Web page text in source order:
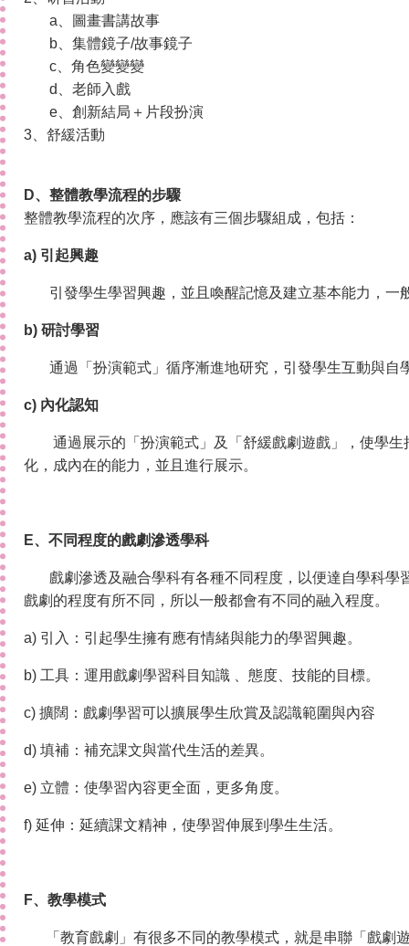
a、圖畫書講故事
b、集體鏡子/故事鏡子
c、角色變變變
d、老師入戲
e、創新結局＋片段扮演
3、舒緩活動
D、整體教學流程的步驟
整體教學流程的次序，應該有三個步驟組成，包括：
a) 引起興趣
引發學生學習興趣，並且喚醒記憶及建立基本能力，一
b) 研討學習
通過「扮演範式」循序漸進地研究，引發學生互動與自
c) 內化認知
通過展示的「扮演範式」及「舒緩戲劇遊戲」，使學生
化，成內在的能力，並且進行展示。
E、不同程度的戲劇滲透學科
戲劇滲透及融合學科有各種不同程度，以便達自學科學
戲劇的程度有所不同，所以一般都會有不同的融入程度。
a) 引入：引起學生擁有應有情緒與能力的學習興趣。
b) 工具：運用戲劇學習科目知識 、態度、技能的目標。
c) 擴闊：戲劇學習可以擴展學生欣賞及認識範圍與內容
d) 填補：補充課文與當代生活的差異。
e) 立體：使學習內容更全面，更多角度。
f) 延伸：延續課文精神，使學習伸展到學生生活。
F、教學模式
「教育戲劇」有很多不同的教學模式，就是串聯「戲劇